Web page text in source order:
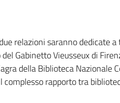
relazioni saranno dedicate
Gabinetto Vieusseux di
della Biblioteca
rapporto tra